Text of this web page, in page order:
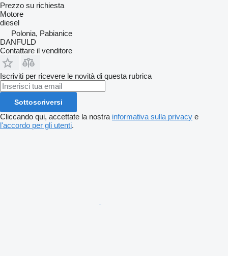
Prezzo su richiesta
Motore
diesel
Polonia, Pabianice
DANFULD
Contattare il venditore
Iscriviti per ricevere le novità di questa rubrica
Sottoscriversi
Cliccando qui, accettate la nostra informativa sulla privacy e
l'accordo per gli utenti.